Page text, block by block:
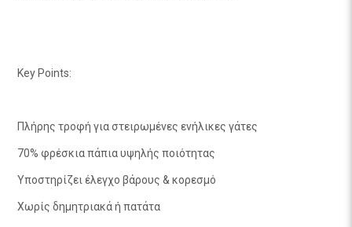
Key Points:
Πλήρης τροφή για στειρωμένες ενήλικες γάτες
70% φρέσκια πάπια υψηλής ποιότητας
Υποστηρίζει έλεγχο βάρους & κορεσμό
Χωρίς δημητριακά ή πατάτα